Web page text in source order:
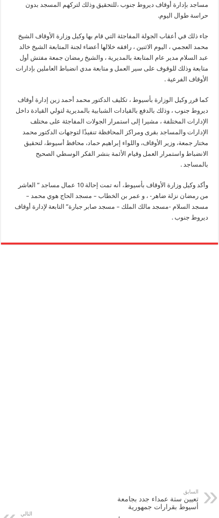
مساجد بإدارة أوقاف ديروط جنوب ،للتحقيق وذلك لتركهم المسجد بدون
حراسة طوال اليوم.
جاء ذلك في أعقاب الجولة المفاجئة التي قام بها وكيل وزارة الأوقاف الشيخ
محمد العجمي ، اليوم الاثنين ، رافقه خلالها أعضاء لجنة المتابعة الشيخ خالد
عبد السلام مدير عام المتابعة بالمديرية ، والشيخ رمضان جمعة مفتش أول
متابعة وذلك للوقوف على سير العمل و متابعة مدي انضباط العاملين بإدارات
الأوقاف الفرعية .
كما قرر وكيل الوزارة بأسيوط ، تكليف الدكتور محمد أحمد زين إدارة أوقاف
ديروط جنوب ، وذلك بالدفع بالقيادات الشبابية بالمديرية لتولي القيادة داخل
الإدارات المختلفة ، مشيرا إلى استمرار الجولات المفاجئة على مختلف
الإدارات والمساجد بقرى ومراكز المحافظة تنفيذًا لتوجهات الدكتور محمد
مختار جمعة، وزير الأوقاف، واللواء إبراهيم حماد، محافظ أسيوط، لتحقيق
الانضباط واستمرار العمل وقيام الأئمة بنشر الفكر الوسطي الصحيح
بالمساجد .
وأكد وكيل وزارة الأوقاف بأسيوط، أنه تمت إحالة 10 عمال مساجد ” العاشر
من رمضان نزلة ضاهر- ، و عمر بن الخطاب – مسجد الحاج هوي محمد –
مسجد السلام -مسجد مالك الملك – مسجد صابر جبارة” التابعة لإدارة أوقاف
ديروط جنوب .
السابق
تعيين ستة عمداء جدد بجامعة
أسيوط بقرارات جمهورية
التالي